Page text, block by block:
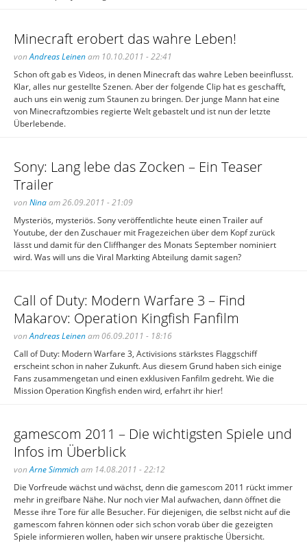
Minecraft erobert das wahre Leben!
vonAndreas Leinenam 10.10.2011 - 22:41
Schon oft gab es Videos, in denen Minecraft das wahre Leben beeinflusst.
Klar, alles nur gestellte Szenen. Aber der folgende Clip hat es geschafft,
auch uns ein wenig zum Staunen zu bringen. Der junge Mann hat eine
von Minecraftzombies regierte Welt gebastelt und ist nun der letzte
Überlebende.
Sony: Lang lebe das Zocken – Ein Teaser
Trailer
von Ninaam 26.09.2011 - 21:09
Mysteriös, mysteriös. Sony veröffentlichte heute einen Trailer auf
Youtube, der den Zuschauer mit Fragezeichen über dem Kopf zurück
lässt und damit für den Cliffhanger des Monats September nominiert
wird. Was will uns die Viral Markting Abteilung damit sagen?
Call of Duty: Modern Warfare 3 – Find
Makarov: Operation Kingfish Fanfilm
vonAndreas Leinenam 06.09.2011 - 18:16
Call of Duty: Modern Warfare 3, Activisions stärkstes Flaggschiff
erscheint schon in naher Zukunft. Aus diesem Grund haben sich einige
Fans zusammengetan und einen exklusiven Fanfilm gedreht. Wie die
Mission Operation Kingfish enden wird, erfahrt ihr hier!
gamescom 2011 – Die wichtigsten Spiele und
Infos im Überblick
vonArne Simmicham 14.08.2011 - 22:12
Die Vorfreude wächst und wächst, denn die gamescom 2011 rückt immer
mehr in greifbare Nähe. Nur noch vier Mal aufwachen, dann öffnet die
Messe ihre Tore für alle Besucher. Für diejenigen, die selbst nicht auf die
gamescom fahren können oder sich schon vorab über die gezeigten
Spiele informieren wollen, haben wir unsere praktische Übersicht.